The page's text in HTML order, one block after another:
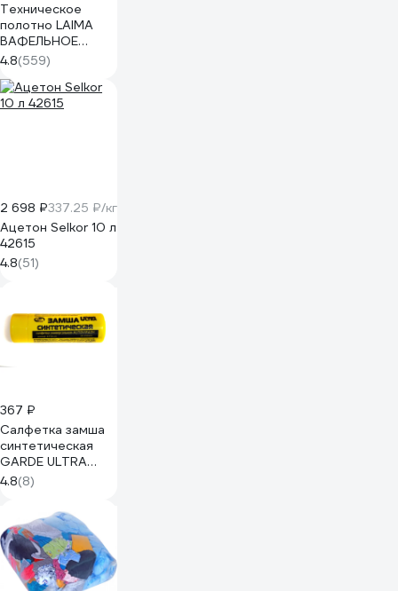
Техническое
полотно LAIMA
ВАФЕЛЬНОЕ
отбеленное,
рулон 0,45х50 м,
плотность 120 г/
м2 604753
4.8(559)
2 698 ₽337.25 ₽/кг
Ацетон Selkor 10 л
42615
4.8(51)
367 ₽
Салфетка замша
синтетическая
GARDE ULTRA
CHAMOIS 66x43см
в тубе UC6643
4.8(8)